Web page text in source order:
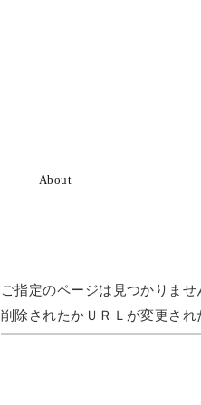
About
ご指定のページは見つかりませ
削除されたかＵＲＬが変更され